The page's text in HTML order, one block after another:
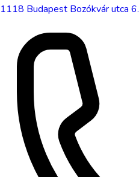
1118 Budapest Bozókvár utca 6.